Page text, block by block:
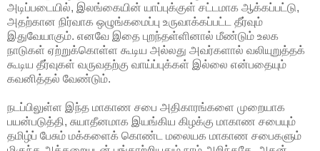
அடிப்படையில், இலங்கையின் யாப்புக்குள் சட்டமாக ஆக்கப்பட்டு,
அதற்கான நிர்வாக ஒழுங்கமைப்பு உருவாக்கப்பட்ட தீர்வும்
இதுவேயாகும். எனவே இதை புறந்தள்ளினால் மீண்டும் உலக
நாடுகள் ஏற்றுக்கொள்ள கூடிய அல்லது அவர்களால் வலியுறுத்தக்
கூடிய தீர்வுகள் வருவதற்கு வாய்ப்புக்கள் இல்லை என்பதையும்
கவனித்தல் வேண்டும்.
நடப்பிலுள்ள இந்த மாகாண சபை அதிகாரங்களை முறையாக
பயன்படுத்தி, சுயாதீனமாக இயங்கிய கிழக்கு மாகாண சபையும்
தமிழ்ப் பேசும் மக்களைக் கொண்ட மலையக மாகாண சபைகளும்